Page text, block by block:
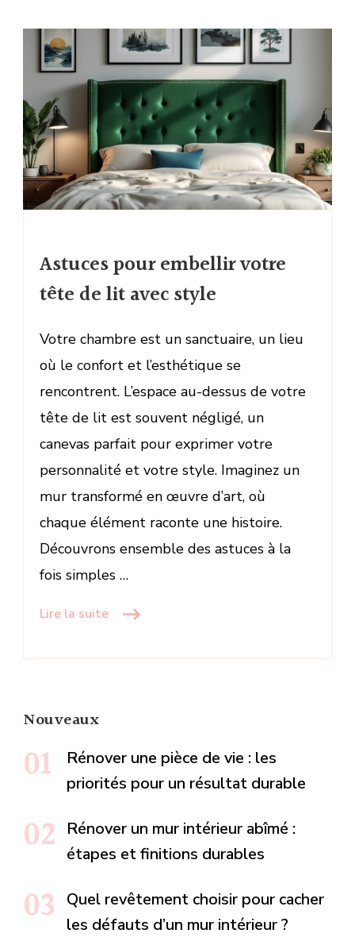
Astuces pour embellir votre
tête de lit avec style
Votre chambre est un sanctuaire, un lieu
où le confort et l’esthétique se
rencontrent. L’espace au-dessus de votre
tête de lit est souvent négligé, un
canevas parfait pour exprimer votre
personnalité et votre style. Imaginez un
mur transformé en œuvre d’art, où
chaque élément raconte une histoire.
Découvrons ensemble des astuces à la
fois simples …
Lire la suite
Nouveaux
Rénover une pièce de vie : les
priorités pour un résultat durable
Rénover un mur intérieur abîmé :
étapes et finitions durables
Quel revêtement choisir pour cacher
les défauts d’un mur intérieur ?